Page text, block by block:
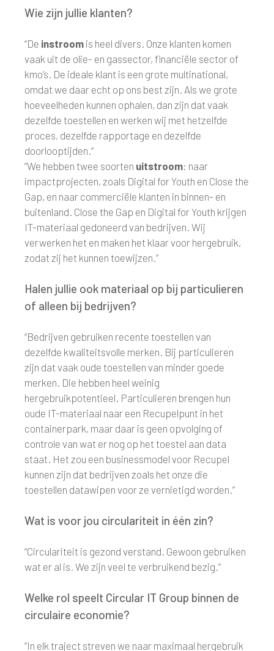
Wie zijn jullie klanten?
“De instroom is heel divers. Onze klanten komen
vaak uit de olie- en gassector, financiële sector of
kmo’s. De ideale klant is een grote multinational,
omdat we daar echt op ons best zijn. Als we grote
hoeveelheden kunnen ophalen, dan zijn dat vaak
dezelfde toestellen en werken wij met hetzelfde
proces, dezelfde rapportage en dezelfde
doorlooptijden.”
“We hebben twee soorten uitstroom: naar
impactprojecten, zoals Digital for Youth en Close the
Gap, en naar commerciële klanten in binnen- en
buitenland. Close the Gap en Digital for Youth krijgen
IT-materiaal gedoneerd van bedrijven. Wij
verwerken het en maken het klaar voor hergebruik,
zodat zij het kunnen toewijzen.”
Halen jullie ook materiaal op bij particulieren
of alleen bij bedrijven?
“Bedrijven gebruiken recente toestellen van
dezelfde kwaliteitsvolle merken. Bij particulieren
zijn dat vaak oude toestellen van minder goede
merken. Die hebben heel weinig
hergebruikpotentieel. Particulieren brengen hun
oude IT-materiaal naar een Recupelpunt in het
containerpark, maar daar is geen opvolging of
controle van wat er nog op het toestel aan data
staat. Het zou een businessmodel voor Recupel
kunnen zijn dat bedrijven zoals het onze die
toestellen datawipen voor ze vernietigd worden.”
Wat is voor jou circulariteit in één zin?
“Circulariteit is gezond verstand. Gewoon gebruiken
wat er al is. We zijn veel te verbruikend bezig.”
Welke rol speelt Circular IT Group binnen de
circulaire economie?
“In elk traject streven we naar maximaal hergebruik